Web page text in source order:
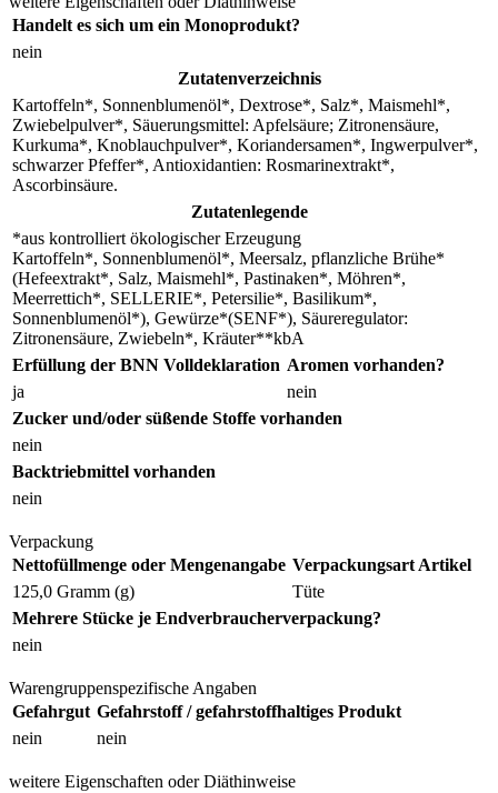
Handelt es sich um ein Monoprodukt?
nein
Zutatenverzeichnis
Kartoffeln*, Sonnenblumenöl*, Dextrose*, Salz*, Maismehl*,
Zwiebelpulver*, Säuerungsmittel: Apfelsäure; Zitronensäure,
Kurkuma*, Knoblauchpulver*, Koriandersamen*, Ingwerpulver*,
schwarzer Pfeffer*, Antioxidantien: Rosmarinextrakt*,
Ascorbinsäure.
Zutatenlegende
*aus kontrolliert ökologischer Erzeugung
Kartoffeln*, Sonnenblumenöl*, Meersalz, pflanzliche Brühe*
(Hefeextrakt*, Salz, Maismehl*, Pastinaken*, Möhren*,
Meerrettich*, SELLERIE*, Petersilie*, Basilikum*,
Sonnenblumenöl*), Gewürze*(SENF*), Säureregulator:
Zitronensäure, Zwiebeln*, Kräuter**kbA
Erfüllung der BNN Volldeklaration
ja
Aromen vorhanden?
nein
Zucker und/oder süßende Stoffe vorhanden
nein
Backtriebmittel vorhanden
nein
Verpackung
Nettofüllmenge oder Mengenangabe
125,0 Gramm (g)
Verpackungsart Artikel
Tüte
Mehrere Stücke je Endverbraucherverpackung?
nein
Warengruppenspezifische Angaben
Gefahrgut
nein
Gefahrstoff / gefahrstoffhaltiges Produkt
nein
weitere Eigenschaften oder Diäthinweise